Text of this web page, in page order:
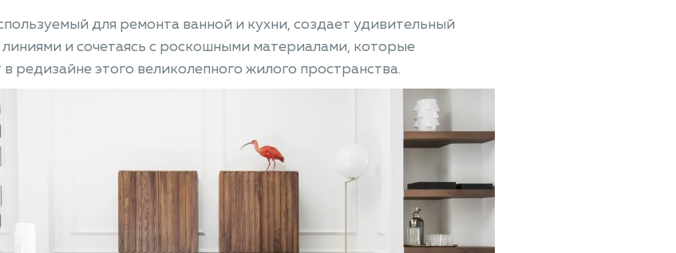
для ремонта ванной и кухни, создает удивительный
линиями и сочетаясь с роскошными материалами, которые
редизайне этого великолепного жилого пространства.